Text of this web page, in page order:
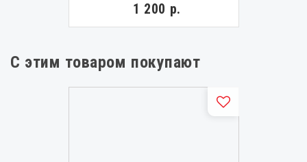
1 200 р.
С этим товаром покупают